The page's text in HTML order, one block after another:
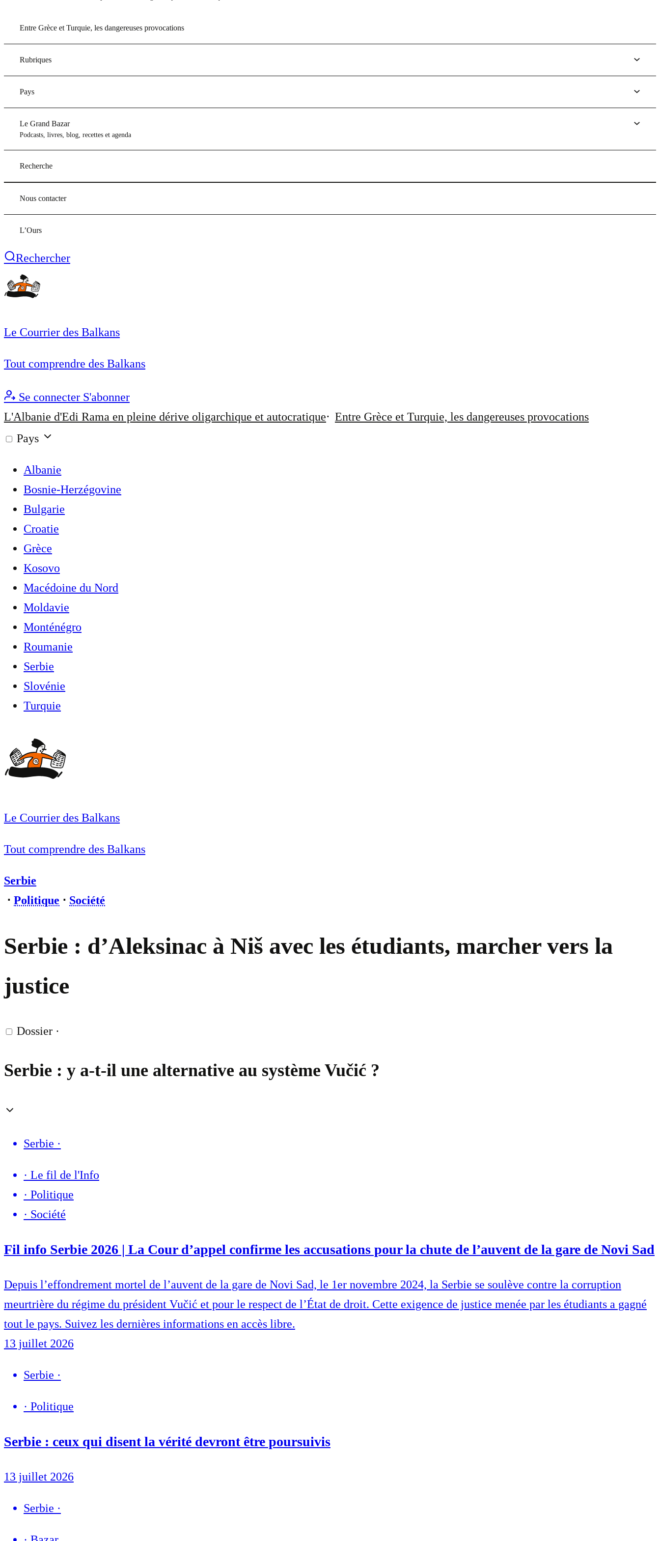
Entre Grèce et Turquie, les dangereuses provocations
Rubriques
Pays
Le Grand Bazar
Podcasts, livres, blog, recettes et agenda
Recherche
Nous contacter
L’Ours
Rechercher
Le Courrier des Balkans
Tout comprendre des Balkans
Se connecter S'abonner
L'Albanie d'Edi Rama en pleine dérive oligarchique et autocratique
Entre Grèce et Turquie, les dangereuses provocations
Pays
Albanie
Bosnie-Herzégovine
Bulgarie
Croatie
Grèce
Kosovo
Macédoine du Nord
Moldavie
Monténégro
Roumanie
Serbie
Slovénie
Turquie
Le Courrier des Balkans
Tout comprendre des Balkans
Serbie
⋅ Politique ⋅ Société
Serbie : d’Aleksinac à Niš avec les étudiants, marcher vers la
justice
Dossier ·
Serbie : y a-t-il une alternative au système Vučić ?
Serbie ·
· Le fil de l'Info
· Politique
· Société
Fil info Serbie 2026 | La Cour d’appel confirme les accusations pour la chute de l’auvent de la gare de Novi Sad
Depuis l’effondrement mortel de l’auvent de la gare de Novi Sad, le 1er novembre 2024, la Serbie se soulève contre la corruption
meurtrière du régime du président Vučić et pour le respect de l’État de droit. Cette exigence de justice menée par les étudiants a gagné
tout le pays. Suivez les dernières informations en accès libre.
13 juillet 2026
Serbie ·
· Politique
Serbie : ceux qui disent la vérité devront être poursuivis
13 juillet 2026
Serbie ·